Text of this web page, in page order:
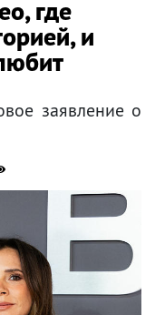
где
и
заявление о